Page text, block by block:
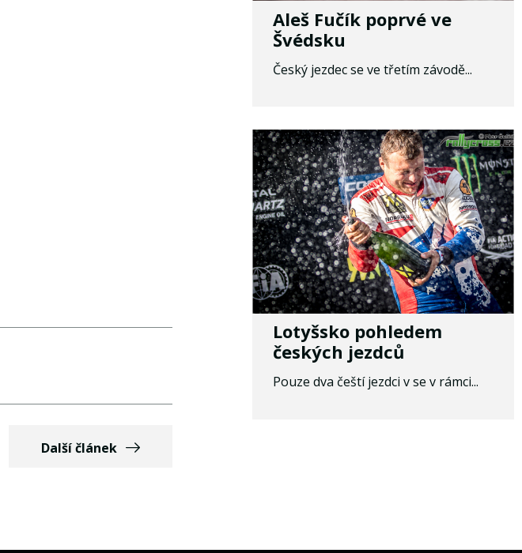
Další článek
Aleš Fučík poprvé ve
Švédsku
Český jezdec se ve třetím závodě...
Lotyšsko pohledem
českých jezdců
Pouze dva čeští jezdci v se v rámci...